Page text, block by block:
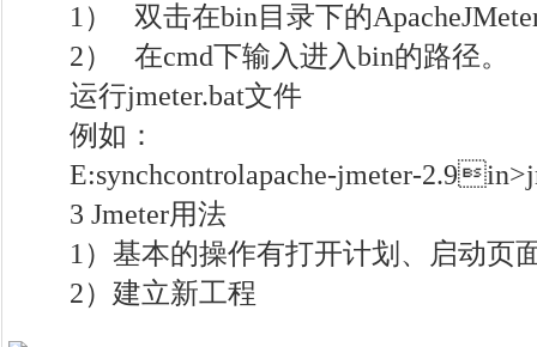
1） 双击在bin目录下的
2） 在cmd下输入进入bin的路径。
运行jmeter.bat文件
例如：
E:synchcontrolapache-jmeter-
3 Jmeter用法
1）基本的操作有打开计划、启动页
2）建立新工程